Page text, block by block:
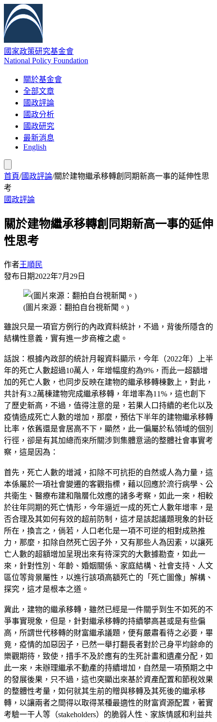
國家政策研究基金會
National Policy Foundation
關於基金會
全部文章
國政評論
國政分析
國政研究
最新消息
English
首頁/國政評論/關於建物繼承移轉創同期新高一事的延伸性思
考
國政評論
關於建物繼承移轉創同期新高一事的延伸
性思考
作者王順民
發布日期2022年7月29日
(圖片來源：翻拍自台視新聞。)
雖說只是一項官方例行的內政資料統計，不過，背後所隱含的
結構性意義，實有進一步商榷之處。
話說：根據內政部的統計月報資料顯示，今年（2022年）上半
年的死亡人數超過10萬人，年增幅度約為9%，而此一超額增
加的死亡人數，也同步反映在建物的繼承移轉棟數上，對此，
共計有3.2萬棟建物完成繼承移轉，年增率為11%，這也創下
了歷史新高，不過，值得注意的是，若果人口持續的老化以及
疫情造成死亡人數的增加，那麼，預估下半年的建物繼承移轉
比率，依舊還是會居高不下，顯然，此一偏屬於私領域的個別
行徑，卻是有其加總而來所關涉到集體意涵的整體社會事實考
察，這是因為：
首先，死亡人數的增減，扣除不可抗拒的自然或人為力量，這
本係屬於一項社會變遷的客觀指標，藉以回應於流行病學、公
共衛生、醫療布建和階層化效應的諸多考察，如此一來，相較
於往年同期的死亡情形，今年逼近一成的死亡人數年增率，是
否合理及其如何有效的超前防制，這才是該起議題現象的針砭
所在，換言之，倘若，人口老化是一項不可逆的相對成熟推
力，那麼，扣除自然死亡因子外，又有那些人為因素，以讓死
亡人數的超額增加呈現出來有待深究的大數據勘查，如此一
來，針對性別、年齡、婚姻關係、家庭結構、社會支持、人文
區位等背景屬性，以進行該項高額死亡的「死亡圖像」解構、
探究，這才是根本之道。
冀此，建物的繼承移轉，雖然已經是一件關乎到生不如死的不
爭事實現象，但是，針對繼承移轉的持續攀高甚或是有些偏
高，所謂世代移轉的財富繼承議題，便有嚴肅看待之必要，畢
竟，疫情的加惡因子，已然一舉打翻長者對於己身平均餘命的
樂觀期待，致使，措手不及於應有的生死計畫和遺產分配，如
此一來，未辦理繼承不動產的持續增加，自然是一項預期之中
的發展後果，只不過，這也突顯出來基於資產配置和節稅效果
的整體性考量，如何就其生前的贈與移轉及其死後的繼承移
轉，以讓兩者之間得以取得某種最適性的財富資源配置，著實
考驗一干人等（stakeholders）的脆弱人性、家族情感和利益共